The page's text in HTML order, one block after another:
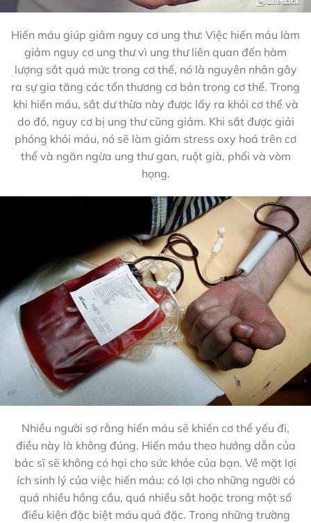
Hiến máu giúp giảm nguy cơ ung thư: Việc hiến máu làm
giảm nguy cơ ung thư vì ung thư liên quan đến hàm
lượng sắt quá mức trong cơ thể, nó là nguyên nhân gây
ra sự gia tăng các tổn thương cơ bản trong cơ thể. Trong
khi hiến máu, sắt dư thừa này được lấy ra khỏi cơ thể và
do đó, nguy cơ bị ung thư cũng giảm. Khi sắt được giải
phóng khỏi máu, nó sẽ làm giảm stress oxy hoá trên cơ
thể và ngăn ngừa ung thư gan, ruột già, phổi và vòm
họng.
Nhiều người sợ rằng hiến máu sẽ khiến cơ thể yếu đi,
điều này là không đúng. Hiến máu theo hướng dẫn của
bác sĩ sẽ không có hại cho sức khỏe của bạn. Về mặt lợi
ích sinh lý của việc hiến máu: có lợi cho những người có
quá nhiều hồng cầu, quá nhiều sắt hoặc trong một số
điều kiện đặc biệt máu quá đặc. Trong những trường